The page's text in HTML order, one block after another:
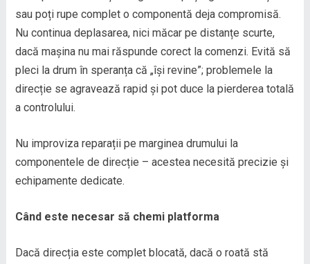
sau poți rupe complet o componentă deja compromisă.
Nu continua deplasarea, nici măcar pe distanțe scurte,
dacă mașina nu mai răspunde corect la comenzi. Evită să
pleci la drum în speranța că „își revine”; problemele la
direcție se agravează rapid și pot duce la pierderea totală
a controlului.
Nu improviza reparații pe marginea drumului la
componentele de direcție – acestea necesită precizie și
echipamente dedicate.
Când este necesar să chemi platforma
Dacă direcția este complet blocată, dacă o roată stă